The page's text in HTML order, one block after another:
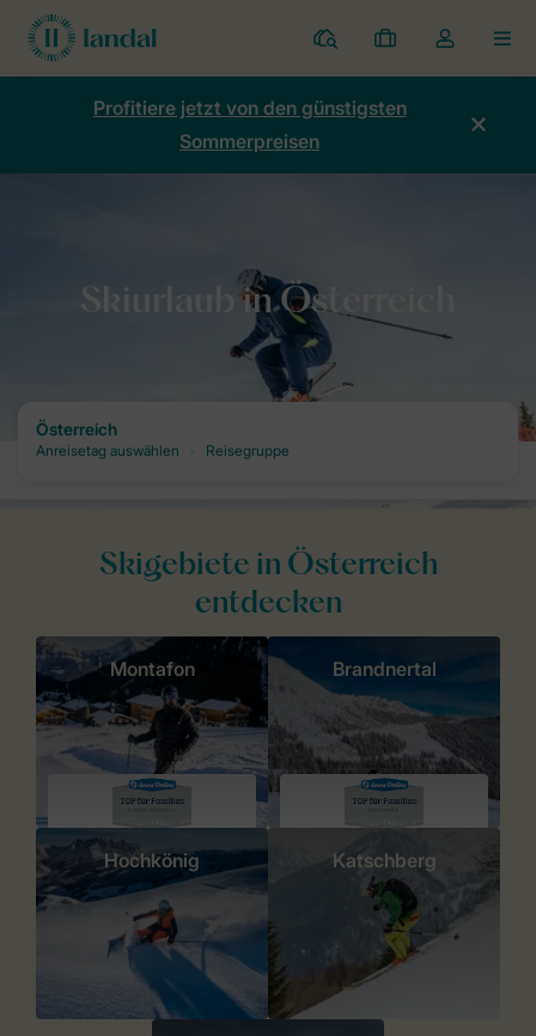
Ferienparks
Meine
Buchungen
Dropdown-
Menü
Kontos
Profitiere jetzt von den günstigsten
Sommerpreisen
Skigebiete in Österreich
entdecken
Montafon Brandnertal
Hochkönig Katschberg